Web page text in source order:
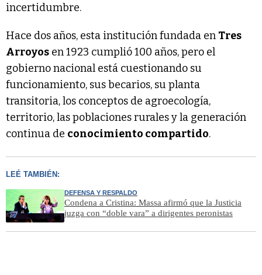
incertidumbre.
Hace dos años, esta institución fundada en Tres
Arroyos en 1923 cumplió 100 años, pero el
gobierno nacional está cuestionando su
funcionamiento, sus becarios, su planta
transitoria, los conceptos de agroecología,
territorio, las poblaciones rurales y la generación
continua de conocimiento compartido.
LEÉ TAMBIÉN:
DEFENSA Y RESPALDO
Condena a Cristina: Massa afirmó que la Justicia
juzga con “doble vara” a dirigentes peronistas